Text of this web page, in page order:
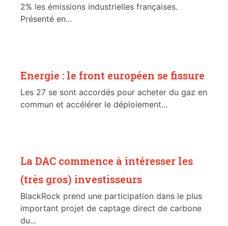
2% les émissions industrielles françaises.
Présenté en...
Energie : le front européen se fissure
Les 27 se sont accordés pour acheter du gaz en
commun et accélérer le déploiement...
La DAC commence à intéresser les
(très gros) investisseurs
BlackRock prend une participation dans le plus
important projet de captage direct de carbone
du...